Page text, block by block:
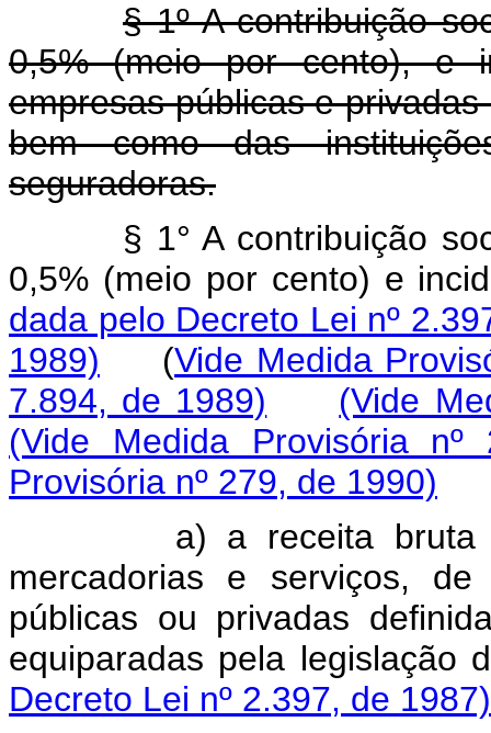
§ 1º A contribuição
0,5% (meio por cento), e
empresas públicas e
bem como das
seguradoras.
§ 1° A contribuição
0,5% (meio por cento) e
dada pelo Decreto Lei nº
1989) (Vide Medida
7.894, de 1989)
(Vide
(Vide Medida Provisória
Provisória nº 279, de 1990)
a) a receita bruta das
mercadorias e serviços,
públicas ou privadas
equiparadas pela legislação
Decreto Lei nº 2.397, de 1987)